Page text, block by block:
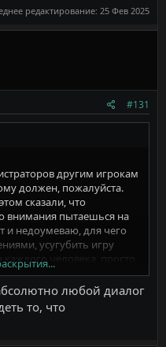
редактирование: 25 Фев 2025
#131
другим игрокам
должен, пожалуйста.
сказали, что
внимания пытаешься на
и недоумеваю, для чего
усугубить игру
человека, просто
Да, в твоих действиях
что не
да бог чтобы все были
любой диалог
то, что